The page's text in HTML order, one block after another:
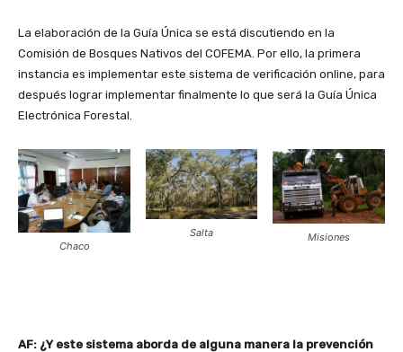
La elaboración de la Guía Única se está discutiendo en la
Comisión de Bosques Nativos del COFEMA. Por ello, la primera
instancia es implementar este sistema de verificación online, para
después lograr implementar finalmente lo que será la Guía Única
Electrónica Forestal.
Chaco
Salta Misiones
AF: ¿Y este sistema aborda de alguna manera la prevención